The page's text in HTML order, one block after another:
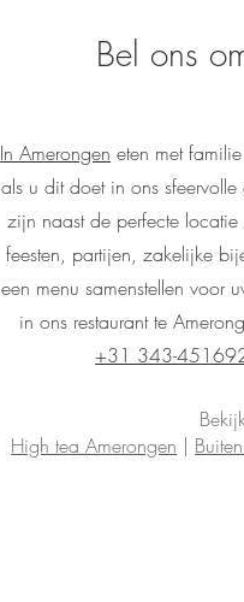
Bel ons
In Amerongen eten met
als u dit doet in ons
zijn naast de perfecte
feesten, partijen, zakelijke
een menu samenstellen voor
in ons restaurant te
+31 343-
High tea Amerongen |